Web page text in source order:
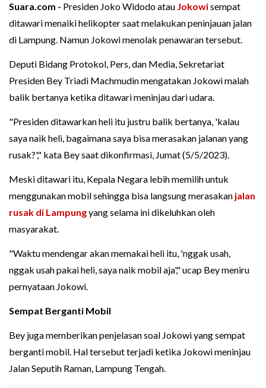
Suara.com - Presiden Joko Widodo atau Jokowisempat
ditawari menaiki helikopter saat melakukan peninjauan jalan
di Lampung. Namun Jokowi menolak penawaran tersebut.
Deputi Bidang Protokol, Pers, dan Media, Sekretariat
Presiden Bey Triadi Machmudin mengatakan Jokowi malah
balik bertanya ketika ditawari meninjau dari udara.
"Presiden ditawarkan heli itu justru balik bertanya, 'kalau
saya naik heli, bagaimana saya bisa merasakan jalanan yang
rusak?'," kata Bey saat dikonfirmasi, Jumat (5/5/2023).
Meski ditawari itu, Kepala Negara lebih memilih untuk
menggunakan mobil sehingga bisa langsung merasakan jalan
rusak di Lampungyang selama ini dikeluhkan oleh
masyarakat.
"Waktu mendengar akan memakai heli itu, 'nggak usah,
nggak usah pakai heli, saya naik mobil aja'," ucap Bey meniru
pernyataan Jokowi.
Sempat Berganti Mobil
Bey juga memberikan penjelasan soal Jokowi yang sempat
berganti mobil. Hal tersebut terjadi ketika Jokowi meninjau
Jalan Seputih Raman, Lampung Tengah.